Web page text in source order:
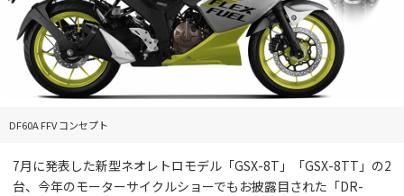
DF60A FFV コンセプト
7月に発表した新型ネオレトロモデル「GSX-8T」「GSX-8TT」の2
台、今年のモーターサイクルショーでもお披露目された「DR-